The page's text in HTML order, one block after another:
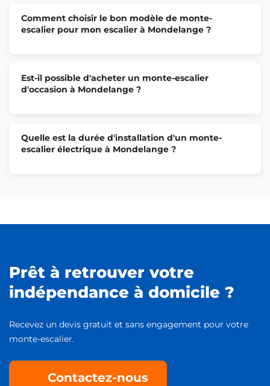
Comment choisir le bon modèle de monte-
escalier pour mon escalier à Mondelange ?
Est-il possible d'acheter un monte-escalier
d'occasion à Mondelange ?
Quelle est la durée d'installation d'un monte-
escalier électrique à Mondelange ?
Prêt à retrouver votre
indépendance à domicile ?
Recevez un devis gratuit et sans engagement pour votre
monte-escalier.
Contactez-nous